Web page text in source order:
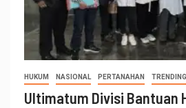
HUKUM NASIONAL PERTANAHAN TRENDING
Ultimatum Divisi Bantuan